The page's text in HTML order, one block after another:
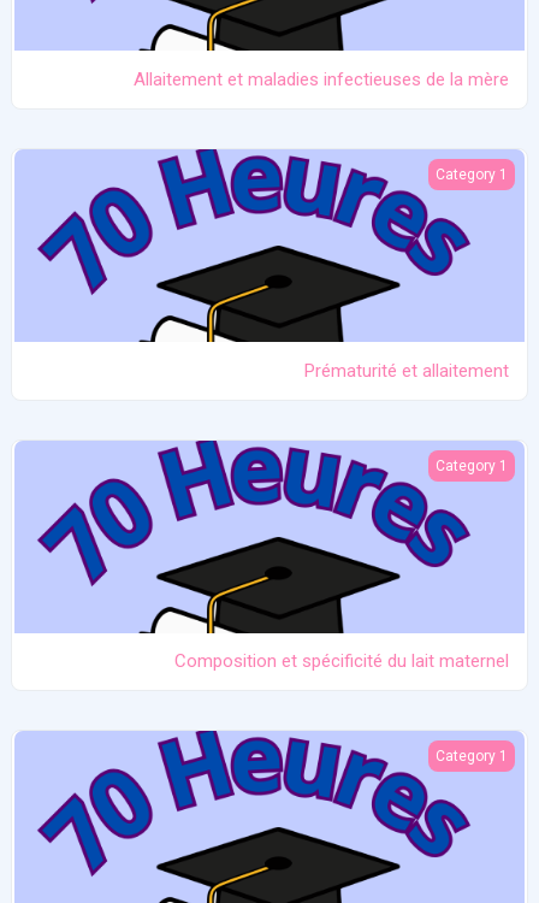
Allaitement et maladies infectieuses de la mère
Prématurité et allaitement
Category 1
Prématurité et allaitement
Composition et spécificité du lait maternel
Category 1
Composition et spécificité du lait maternel
Equipement et technologie de l'allaitement
Category 1